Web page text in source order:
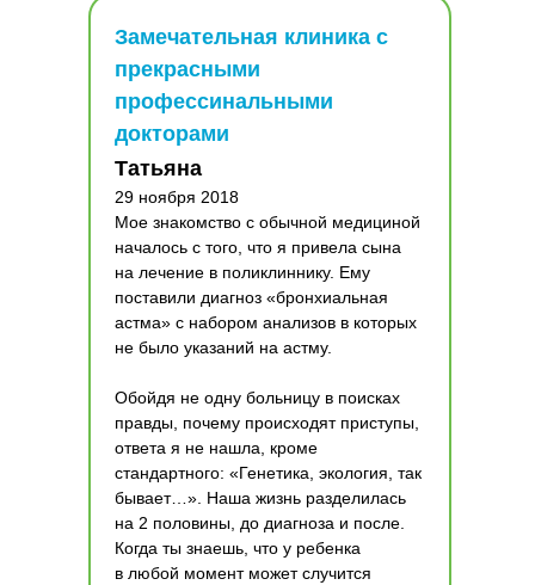
Замечательная клиника с
прекрасными
профессинальными
докторами
Татьяна
29 ноября 2018
Мое знакомство с обычной медициной
началось с того, что я привела сына
на лечение в поликлиннику. Ему
поставили диагноз «бронхиальная
астма» с набором анализов в которых
не было указаний на астму.
Обойдя не одну больницу в поисках
правды, почему происходят приступы,
ответа я не нашла, кроме
стандартного: «Генетика, экология, так
бывает…». Наша жизнь разделилась
на 2 половины, до диагноза и после.
Когда ты знаешь, что у ребенка
в любой момент может случится